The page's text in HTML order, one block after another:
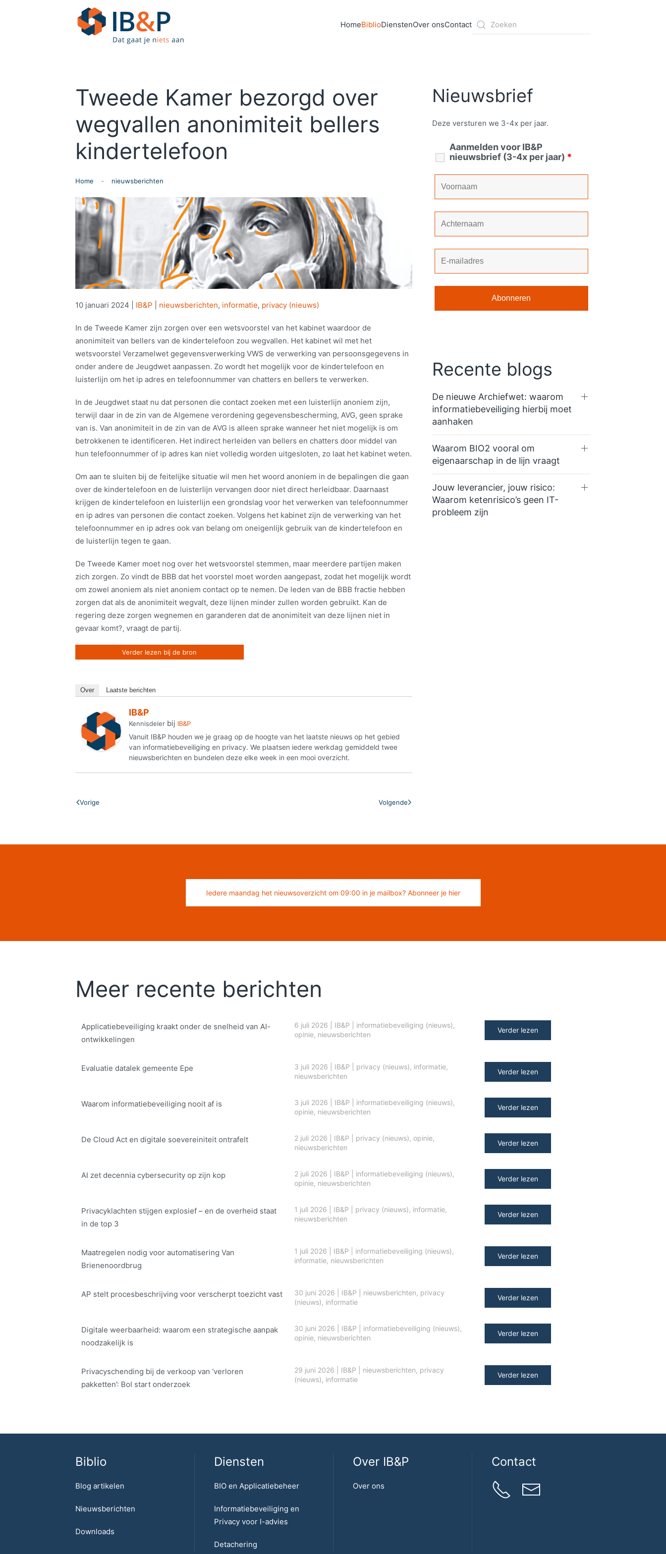
Skip to main content HomeBiblioDienstenOver onsContact
Tweede Kamer bezorgd over
wegvallen anonimiteit bellers
kindertelefoon
Home nieuwsberichten
10 januari 2024 IB&P nieuwsberichten, informatie, privacy (nieuws)
In de Tweede Kamer zijn zorgen over een wetsvoorstel van het kabinet waardoor de
anonimiteit van bellers van de kindertelefoon zou wegvallen. Het kabinet wil met het
wetsvoorstel Verzamelwet gegevensverwerking VWS de verwerking van persoonsgegevens in
onder andere de Jeugdwet aanpassen. Zo wordt het mogelijk voor de kindertelefoon en
luisterlijn om het ip adres en telefoonnummer van chatters en bellers te verwerken.
In de Jeugdwet staat nu dat personen die contact zoeken met een luisterlijn anoniem zijn,
terwijl daar in de zin van de Algemene verordening gegevensbescherming, AVG, geen sprake
van is. Van anonimiteit in de zin van de AVG is alleen sprake wanneer het niet mogelijk is om
betrokkenen te identificeren. Het indirect herleiden van bellers en chatters door middel van
hun telefoonnummer of ip adres kan niet volledig worden uitgesloten, zo laat het kabinet weten.
Om aan te sluiten bij de feitelijke situatie wil men het woord anoniem in de bepalingen die gaan
over de kindertelefoon en de luisterlijn vervangen door niet direct herleidbaar. Daarnaast
krijgen de kindertelefoon en luisterlijn een grondslag voor het verwerken van telefoonnummer
en ip adres van personen die contact zoeken. Volgens het kabinet zijn de verwerking van het
telefoonnummer en ip adres ook van belang om oneigenlijk gebruik van de kindertelefoon en
de luisterlijn tegen te gaan.
De Tweede Kamer moet nog over het wetsvoorstel stemmen, maar meerdere partijen maken
zich zorgen. Zo vindt de BBB dat het voorstel moet worden aangepast, zodat het mogelijk wordt
om zowel anoniem als niet anoniem contact op te nemen. De leden van de BBB fractie hebben
zorgen dat als de anonimiteit wegvalt, deze lijnen minder zullen worden gebruikt. Kan de
regering deze zorgen wegnemen en garanderen dat de anonimiteit van deze lijnen niet in
gevaar komt?, vraagt de partij.
Verder lezen bij de bron
Over Laatste berichten
IB&P
Kennisdeler bij IB&P
Vanuit IB&P houden we je graag op de hoogte van het laatste nieuws op het gebied
van informatiebeveiliging en privacy. We plaatsen iedere werkdag gemiddeld twee
nieuwsberichten en bundelen deze elke week in een mooi overzicht.
Vorige Volgende
Nieuwsbrief
Deze versturen we 3-4x per jaar.
Aanmelden voor IB&P
nieuwsbrief (3-4x per jaar) *
Recente blogs
De nieuwe Archiefwet: waarom
informatiebeveiliging hierbij moet
aanhaken
Waarom BIO2 vooral om
eigenaarschap in de lijn vraagt
Jouw leverancier, jouw risico:
Waarom ketenrisico’s geen IT-
probleem zijn
Iedere maandag het nieuwsoverzicht om 09:00 in je mailbox? Abonneer je hier
Meer recente berichten
Applicatiebeveiliging kraakt onder de snelheid van AI-
ontwikkelingen
6 juli 2026 IB&P informatiebeveiliging (nieuws),
opinie, nieuwsberichten
Verder lezen
Evaluatie datalek gemeente Epe 3 juli 2026 IB&P privacy (nieuws), informatie,
nieuwsberichten
Verder lezen
Waarom informatiebeveiliging nooit af is 3 juli 2026 IB&P informatiebeveiliging (nieuws),
opinie, nieuwsberichten
Verder lezen
De Cloud Act en digitale soe­ve­rei­ni­teit ontrafelt 2 juli 2026 IB&P privacy (nieuws), opinie,
nieuwsberichten
Verder lezen
AI zet decennia cybersecurity op zijn kop 2 juli 2026 IB&P informatiebeveiliging (nieuws),
opinie, nieuwsberichten
Verder lezen
Privacyklachten stijgen explosief – en de overheid staat
in de top 3
1 juli 2026 IB&P privacy (nieuws), informatie,
nieuwsberichten
Verder lezen
Maatregelen nodig voor automatisering Van
Brienenoordbrug
1 juli 2026 IB&P informatiebeveiliging (nieuws),
informatie, nieuwsberichten
Verder lezen
AP stelt procesbeschrijving voor verscherpt toezicht vast 30 juni 2026 IB&P nieuwsberichten, privacy
(nieuws), informatie
Verder lezen
Digitale weerbaarheid: waarom een strategische aanpak
noodzakelijk is
30 juni 2026 IB&P informatiebeveiliging (nieuws),
opinie, nieuwsberichten
Verder lezen
Privacyschending bij de verkoop van ‘verloren
pakketten’: Bol start onderzoek
29 juni 2026 IB&P nieuwsberichten, privacy
(nieuws), informatie
Verder lezen
Biblio
Blog artikelen
Nieuwsberichten
Downloads
Diensten
BIO en Applicatiebeheer
Informatiebeveiliging en
Privacy voor I-advies
Detachering
Over IB&P
Over ons
Contact